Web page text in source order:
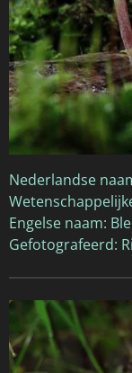
Nederlandse
Engelse naam:
Gefotografeerd: